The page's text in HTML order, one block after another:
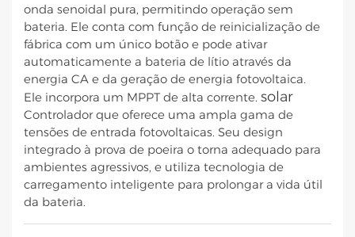
onda senoidal pura, permitindo operação sem
bateria. Ele conta com função de reinicialização de
fábrica com um único botão e pode ativar
automaticamente a bateria de lítio através da
energia CA e da geração de energia fotovoltaica.
Ele incorpora um MPPT de alta corrente. solar
Controlador que oferece uma ampla gama de
tensões de entrada fotovoltaicas. Seu design
integrado à prova de poeira o torna adequado para
ambientes agressivos, e utiliza tecnologia de
carregamento inteligente para prolongar a vida útil
da bateria.